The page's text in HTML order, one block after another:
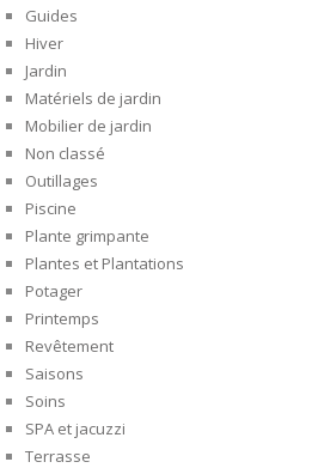
Guides
Hiver
Jardin
Matériels de jardin
Mobilier de jardin
Non classé
Outillages
Piscine
Plante grimpante
Plantes et Plantations
Potager
Printemps
Revêtement
Saisons
Soins
SPA et jacuzzi
Terrasse